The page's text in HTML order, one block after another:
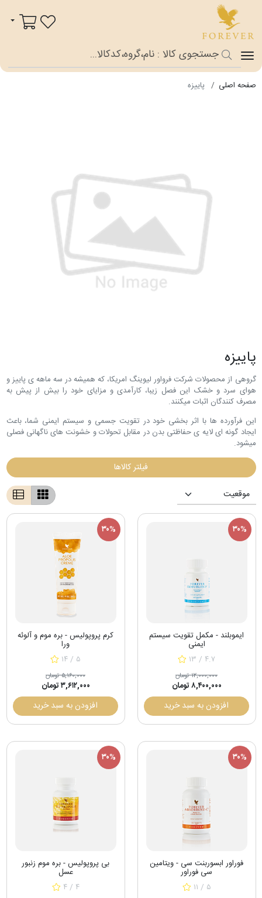
سبد خرید
صفحه اصلی پاییزه
پاییزه
گروهی از محصولات شرکت فرواور لیوینگ امریکا، که همیشه در سه ماهه ی پاییز و
هوای سرد و خشک این فصل زیبا، کارآمدی و مزایای خود را بیش از پیش به
مصرف کنندگان اثبات میکنند.
این فرآورده ها با اثر بخشی خود در تقویت جسمی و سیستم ایمنی شما، باعث
ایجاد گونه ای لایه ی حفاظتی بدن در مقابل تحولات و خشونت های ناگهانی فصلی
میشود.
فیلتر کالاها
۳۰%
افزودن به سبد خرید
ایموبلند - مکمل تقویت سیستم
ایمنی
۱۳ / ۴.۷
۱۲,۰۰۰,۰۰۰ تومان
۸,۴۰۰,۰۰۰ تومان
۳۰%
افزودن به سبد خرید
کرم پروپولیس - بره موم و آلوئه
ورا
۱۴ / ۵
۵,۱۶۰,۰۰۰ تومان
۳,۶۱۲,۰۰۰ تومان
۳۰%
فوراور ابسوربنت سی - ویتامین
سی فوراور
۱۱ / ۵
۳۰%
بی پروپولیس - بره موم زنبور
عسل
۴ / ۴